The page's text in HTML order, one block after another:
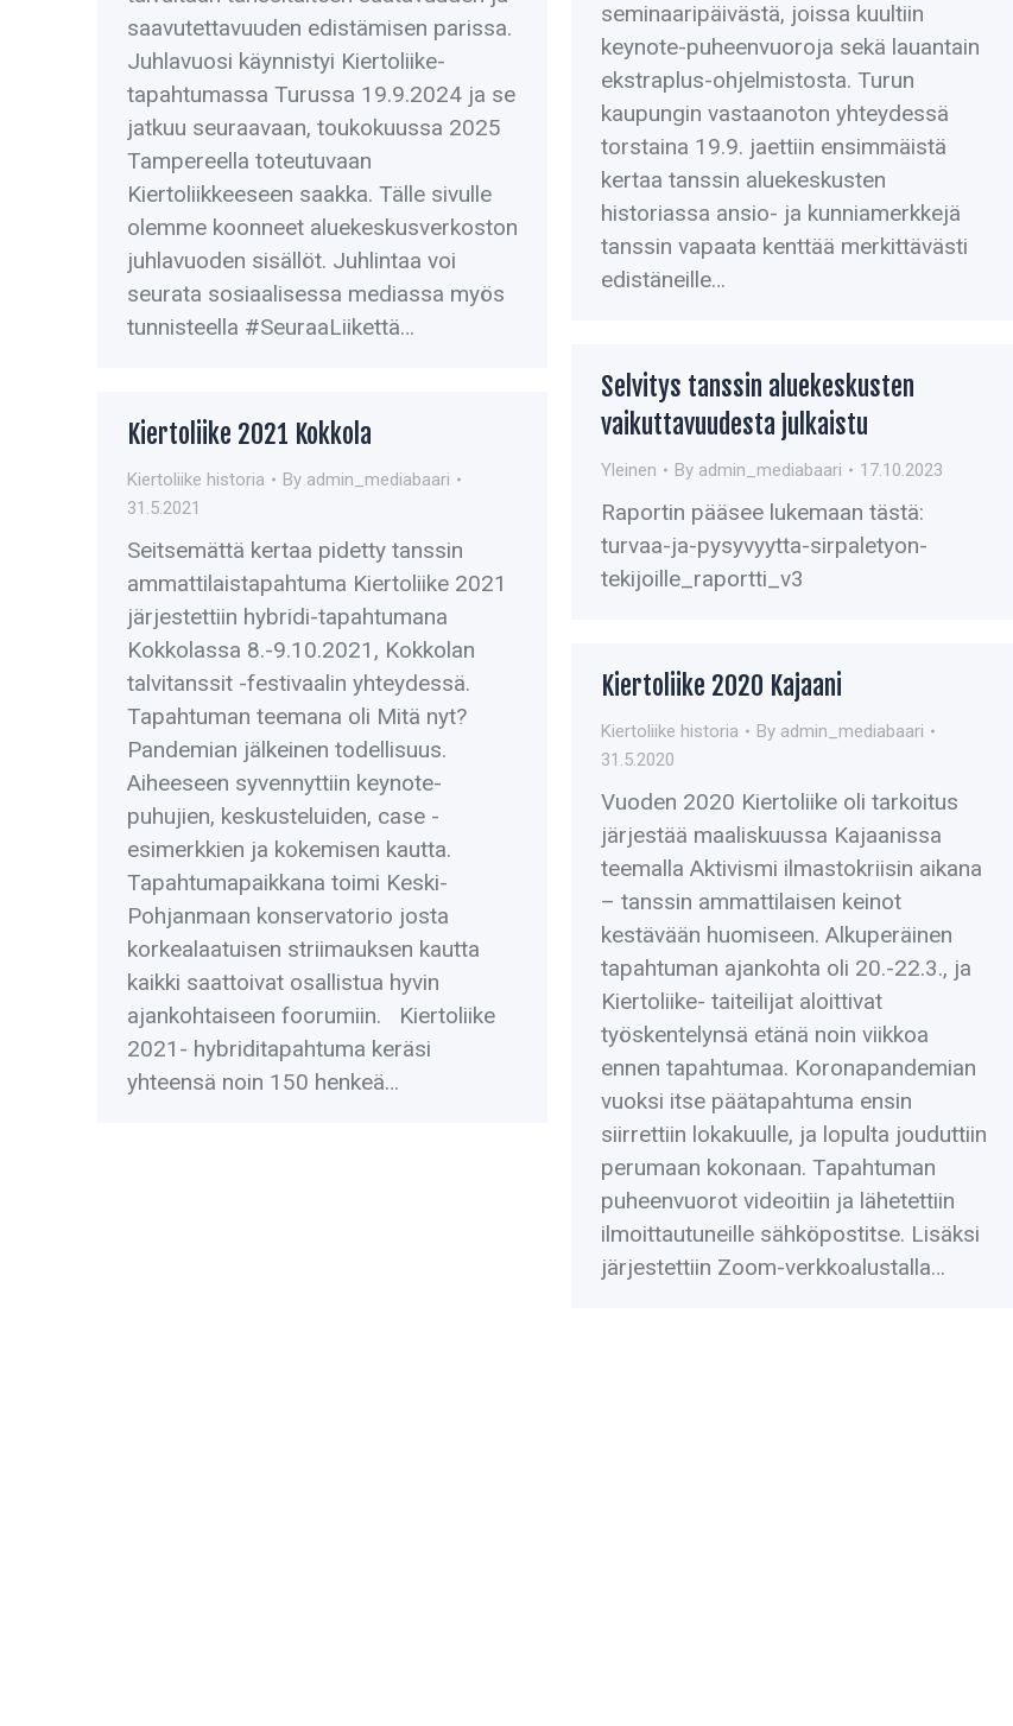
saavutettavuuden edistämisen parissa.
Juhlavuosi käynnistyi Kiertoliike-
tapahtumassa Turussa 19.9.2024 ja se
jatkuu seuraavaan, toukokuussa 2025
Tampereella toteutuvaan
Kiertoliikkeeseen saakka. Tälle sivulle
olemme koonneet aluekeskusverkoston
juhlavuoden sisällöt. Juhlintaa voi
seurata sosiaalisessa mediassa myös
tunnisteella #SeuraaLiikettä…
seminaaripäivästä, joissa kuultiin
keynote-puheenvuoroja sekä lauantain
ekstraplus-ohjelmistosta. Turun
kaupungin vastaanoton yhteydessä
torstaina 19.9. jaettiin ensimmäistä
kertaa tanssin aluekeskusten
historiassa ansio- ja kunniamerkkejä
tanssin vapaata kenttää merkittävästi
edistäneille…
Selvitys tanssin aluekeskusten
vaikuttavuudesta julkaistu
Yleinen By admin_mediabaari 17.10.2023
Raportin pääsee lukemaan tästä:
turvaa-ja-pysyvyytta-sirpaletyon-
tekijoille_raportti_v3
Kiertoliike 2021 Kokkola
Kiertoliike historia By admin_mediabaari
31.5.2021
Seitsemättä kertaa pidetty tanssin
ammattilaistapahtuma Kiertoliike 2021
järjestettiin hybridi-tapahtumana
Kokkolassa 8.-9.10.2021, Kokkolan
talvitanssit -festivaalin yhteydessä.
Tapahtuman teemana oli Mitä nyt?
Pandemian jälkeinen todellisuus.
Aiheeseen syvennyttiin keynote-
puhujien, keskusteluiden, case -
esimerkkien ja kokemisen kautta.
Tapahtumapaikkana toimi Keski-
Pohjanmaan konservatorio josta
korkealaatuisen striimauksen kautta
kaikki saattoivat osallistua hyvin
ajankohtaiseen foorumiin. Kiertoliike
2021- hybriditapahtuma keräsi
yhteensä noin 150 henkeä…
Kiertoliike 2020 Kajaani
Kiertoliike historia By admin_mediabaari
31.5.2020
Vuoden 2020 Kiertoliike oli tarkoitus
järjestää maaliskuussa Kajaanissa
teemalla Aktivismi ilmastokriisin aikana
– tanssin ammattilaisen keinot
kestävään huomiseen. Alkuperäinen
tapahtuman ajankohta oli 20.-22.3., ja
Kiertoliike- taiteilijat aloittivat
työskentelynsä etänä noin viikkoa
ennen tapahtumaa. Koronapandemian
vuoksi itse päätapahtuma ensin
siirrettiin lokakuulle, ja lopulta jouduttiin
perumaan kokonaan. Tapahtuman
puheenvuorot videoitiin ja lähetettiin
ilmoittautuneille sähköpostitse. Lisäksi
järjestettiin Zoom-verkkoalustalla…